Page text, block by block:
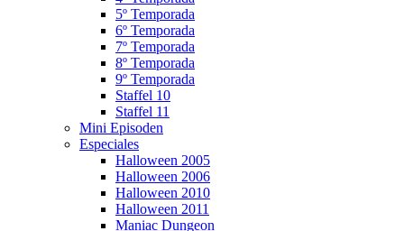
5º Temporada
6º Temporada
7º Temporada
8º Temporada
9º Temporada
Staffel 10
Staffel 11
Mini Episoden
Especiales
Halloween 2005
Halloween 2006
Halloween 2010
Halloween 2011
Maniac Dungeon